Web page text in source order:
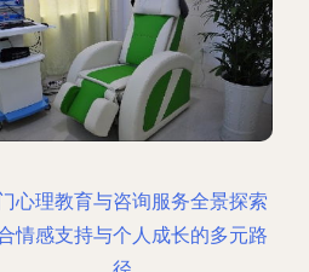
心理教育与咨询服务全景探索
情感支持与个人成长的多元路